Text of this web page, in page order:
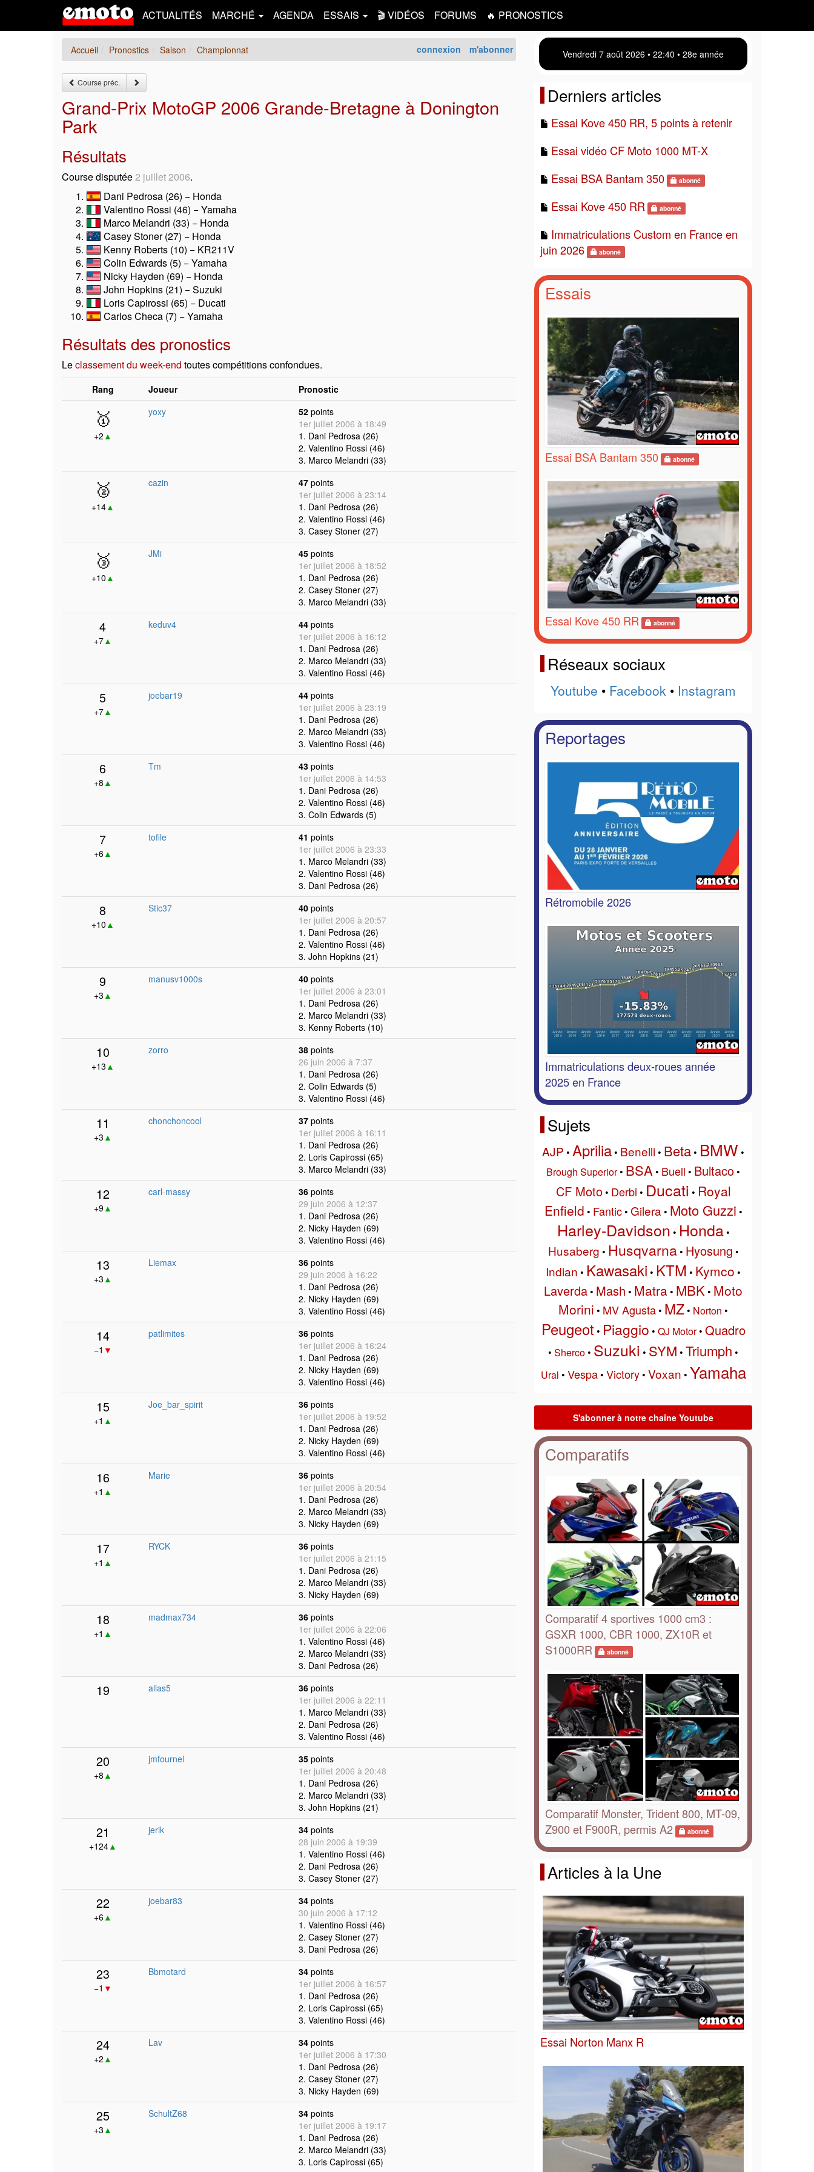
ACTUALITÉS MARCHÉ AGENDA ESSAIS 🎬 VIDÉOS FORUMS 🔥 PRONOSTICS
connexion m'abonner
Accueil Pronostics Saison Championnat
Course préc.
Grand-Prix MotoGP 2006 Grande-Bretagne à Donington
Park
Résultats
Course disputée2 juillet 2006.
Dani Pedrosa (26) − Honda
Valentino Rossi (46) − Yamaha
Marco Melandri (33) − Honda
Casey Stoner (27) − Honda
Kenny Roberts (10) − KR211V
Colin Edwards (5) − Yamaha
Nicky Hayden (69) − Honda
John Hopkins (21) − Suzuki
Loris Capirossi (65) − Ducati
Carlos Checa (7) − Yamaha
Résultats des pronostics
Leclassement du week-end toutes compétitions confondues.
Rang Joueur Pronostic
🥇
+2 ▲
yoxy 52 points
1er juillet 2006 à 18:49
1. Dani Pedrosa (26)
2. Valentino Rossi (46)
3. Marco Melandri (33)
🥈
+14▲
cazin 47 points
1er juillet 2006 à 23:14
1. Dani Pedrosa (26)
2. Valentino Rossi (46)
3. Casey Stoner (27)
🥉
+10 ▲
JMi 45 points
1er juillet 2006 à 18:52
1. Dani Pedrosa (26)
2. Casey Stoner (27)
3. Marco Melandri (33)
4
+7▲
keduv4 44 points
1er juillet 2006 à 16:12
1. Dani Pedrosa (26)
2. Marco Melandri (33)
3. Valentino Rossi (46)
5
+7▲
joebar19 44 points
1er juillet 2006 à 23:19
1. Dani Pedrosa (26)
2. Marco Melandri (33)
3. Valentino Rossi (46)
6
+8 ▲
Tm 43 points
1er juillet 2006 à 14:53
1. Dani Pedrosa (26)
2. Valentino Rossi (46)
3. Colin Edwards (5)
7
+6▲
tofile 41 points
1er juillet 2006 à 23:33
1. Marco Melandri (33)
2. Valentino Rossi (46)
3. Dani Pedrosa (26)
8
+10 ▲
Stic37 40 points
1er juillet 2006 à 20:57
1. Dani Pedrosa (26)
2. Valentino Rossi (46)
3. John Hopkins (21)
9
+3 ▲
manusv1000s 40 points
1er juillet 2006 à 23:01
1. Dani Pedrosa (26)
2. Marco Melandri (33)
3. Kenny Roberts (10)
10
+13 ▲
zorro 38 points
26 juin 2006 à 7:37
1. Dani Pedrosa (26)
2. Colin Edwards (5)
3. Valentino Rossi (46)
11
+3 ▲
chonchoncool 37 points
1er juillet 2006 à 16:11
1. Dani Pedrosa (26)
2. Loris Capirossi (65)
3. Marco Melandri (33)
12
+9▲
carl-massy 36 points
29 juin 2006 à 12:37
1. Dani Pedrosa (26)
2. Nicky Hayden (69)
3. Valentino Rossi (46)
13
+3 ▲
Liemax 36 points
29 juin 2006 à 16:22
1. Dani Pedrosa (26)
2. Nicky Hayden (69)
3. Valentino Rossi (46)
14
−1 ▼
patlimites 36 points
1er juillet 2006 à 16:24
1. Dani Pedrosa (26)
2. Nicky Hayden (69)
3. Valentino Rossi (46)
15
+1 ▲
Joe_bar_spirit 36 points
1er juillet 2006 à 19:52
1. Dani Pedrosa (26)
2. Nicky Hayden (69)
3. Valentino Rossi (46)
16
+1 ▲
Marie 36 points
1er juillet 2006 à 20:54
1. Dani Pedrosa (26)
2. Marco Melandri (33)
3. Nicky Hayden (69)
17
+1 ▲
RYCK 36 points
1er juillet 2006 à 21:15
1. Dani Pedrosa (26)
2. Marco Melandri (33)
3. Nicky Hayden (69)
18
+1 ▲
madmax734 36 points
1er juillet 2006 à 22:06
1. Valentino Rossi (46)
2. Marco Melandri (33)
3. Dani Pedrosa (26)
19 alias5 36 points
1er juillet 2006 à 22:11
1. Marco Melandri (33)
2. Dani Pedrosa (26)
3. Valentino Rossi (46)
20
+8 ▲
jmfournel 35 points
1er juillet 2006 à 20:48
1. Dani Pedrosa (26)
2. Marco Melandri (33)
3. John Hopkins (21)
21
+124▲
jerik 34 points
28 juin 2006 à 19:39
1. Valentino Rossi (46)
2. Dani Pedrosa (26)
3. Casey Stoner (27)
22
+6▲
joebar83 34 points
30 juin 2006 à 17:12
1. Valentino Rossi (46)
2. Casey Stoner (27)
3. Dani Pedrosa (26)
23
−1 ▼
Bbmotard 34 points
1er juillet 2006 à 16:57
1. Dani Pedrosa (26)
2. Loris Capirossi (65)
3. Valentino Rossi (46)
24
+2 ▲
Lav 34 points
1er juillet 2006 à 17:30
1. Dani Pedrosa (26)
2. Casey Stoner (27)
3. Nicky Hayden (69)
25
+3 ▲
SchultZ68 34 points
1er juillet 2006 à 19:17
1. Dani Pedrosa (26)
2. Marco Melandri (33)
3. Loris Capirossi (65)
Vendredi 7 août 2026 • 22 40 • 28e année
Derniers articles
Essai Kove 450 RR, 5 points à retenir
Essai vidéo CF Moto 1000 MT-X
Essai BSA Bantam 350
abonné
Essai Kove 450 RR abonné
Immatriculations Custom en France en
juin 2026
abonné
Essais
Essai BSA Bantam 350 abonné
Essai Kove 450 RR abonné
Réseaux sociaux
Youtube • Facebook • Instagram
Reportages
Rétromobile 2026
Immatriculations deux-roues année
2025 en France
Sujets
AJP • Aprilia• Benelli• Beta• BMW •
Brough Superior• BSA • Buell • Bultaco•
CF Moto• Derbi • Ducati • Royal
Enfield • Fantic• Gilera • Moto Guzzi •
Harley-Davidson • Honda•
Husaberg • Husqvarna• Hyosung •
Indian • Kawasaki • KTM • Kymco •
Laverda• Mash • Matra• MBK • Moto
Morini • MV Agusta• MZ• Norton •
Peugeot • Piaggio • QJ Motor• Quadro
• Sherco• Suzuki • SYM • Triumph •
Ural • Vespa• Victory• Voxan • Yamaha
Comparatifs
Comparatif 4 sportives 1000 cm3 :
GSXR 1000, CBR 1000, ZX10R et
S1000RR
abonné
Comparatif Monster, Trident 800, MT-09,
Z900 et F900R, permis A2
abonné
Articles à la Une
Essai Norton Manx R